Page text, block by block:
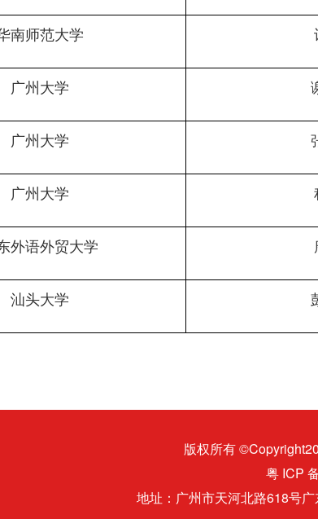
南师范大学
广州大学
广州大学
广州大学
外语外贸大学
汕头大学
版权所有
粤 ICP
地址：广州市天河北路618号